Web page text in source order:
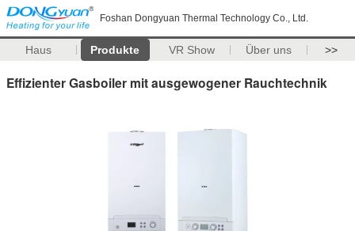
Foshan Dongyuan Thermal Technology Co., Ltd.
Haus Produkte VR Show Über uns >>
Effizienter Gasboiler mit ausgewogener Rauchtechnik